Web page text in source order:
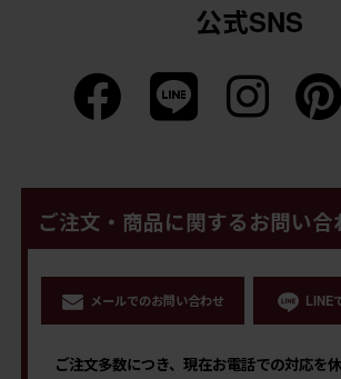
公式SNS
ご注文・商品に関するお問い合
メールでのお問い合わせ LINE
ご注文多数につき、現在お電話での対応を